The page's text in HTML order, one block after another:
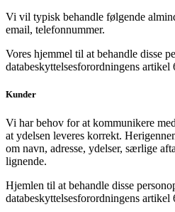
Vi vil typisk behandle følgende
email, telefonnummer.
Vores hjemmel til at behandle disse
databeskyttelsesforordningens artikel
Kunder
Vi har behov for at kommunikere
at ydelsen leveres korrekt.
om navn, adresse, ydelser, særlige
lignende.
Hjemlen til at behandle disse
databeskyttelsesforordningens artikel